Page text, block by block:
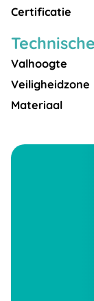
Certificatie
Valhoogte
Veiligheidzone
Materiaal